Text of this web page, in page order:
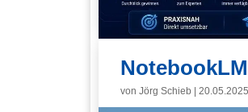
von Jörg Schieb 20.05.2025